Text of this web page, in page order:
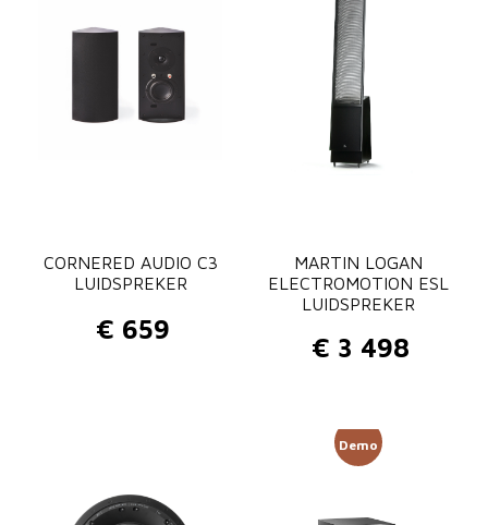
CORNERED AUDIO C3
LUIDSPREKER
€ 659
MARTIN LOGAN
ELECTROMOTION ESL
LUIDSPREKER
€ 3 498
Demo